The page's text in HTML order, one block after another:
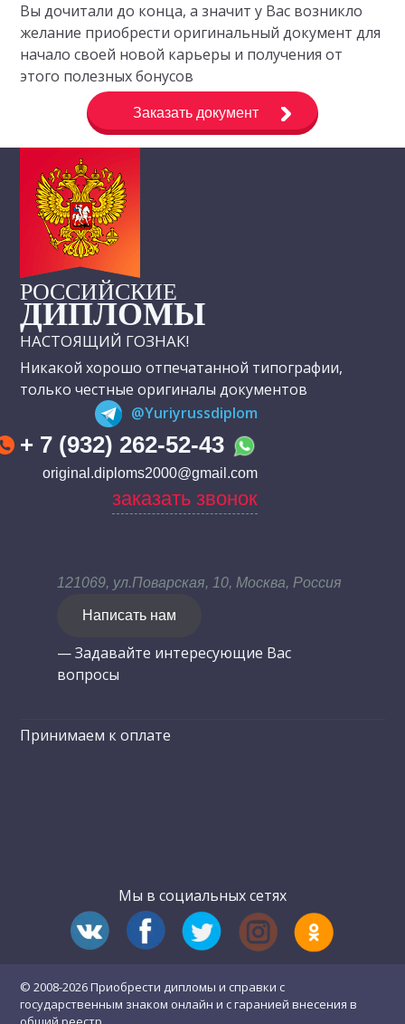
Вы дочитали до конца, а значит у Вас возникло
желание приобрести оригинальный документ для
начало своей новой карьеры и получения от
этого полезных бонусов
Заказать документ
РОССИЙСКИЕ
ДИПЛОМЫ
НАСТОЯЩИЙ ГОЗНАК!
Никакой хорошо отпечатанной типографии,
только честные оригиналы документов
@Yuriyrussdiplom
+ 7 (932) 262-52-43
original.diploms2000@gmail.com
заказать звонок
121069, ул.Поварская, 10, Москва, Россия
Написать нам
— Задавайте интересующие Вас
вопросы
Принимаем к оплате
Мы в социальных сетях
© 2008-2026 Приобрести дипломы и справки с
государственным знаком онлайн и с гаранией внесения в